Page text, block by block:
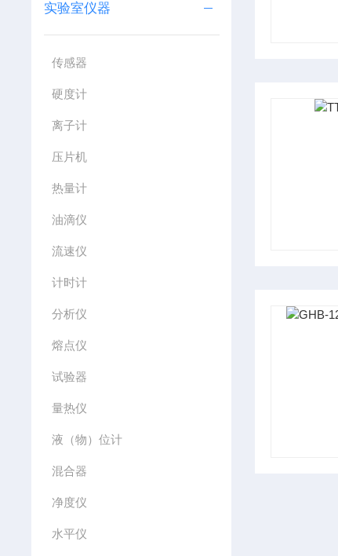
实验室仪器
传感器
硬度计
离子计
压片机
热量计
油滴仪
流速仪
计时计
分析仪
熔点仪
试验器
量热仪
液（物）位计
混合器
净度仪
水平仪